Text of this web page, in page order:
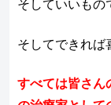
そしていいもの
そしてできれば
すべては皆さん